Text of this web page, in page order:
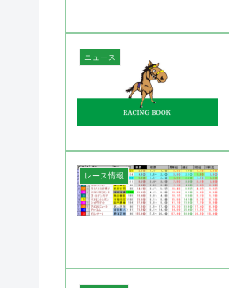
ニュース
レース情報